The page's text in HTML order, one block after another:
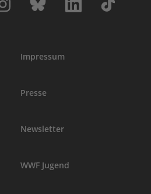
Impressum
Presse
Newsletter
WWF Jugend